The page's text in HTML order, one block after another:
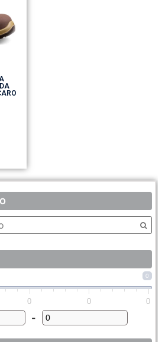
0
0 0 0
Minimum Price
-
Maximum Price